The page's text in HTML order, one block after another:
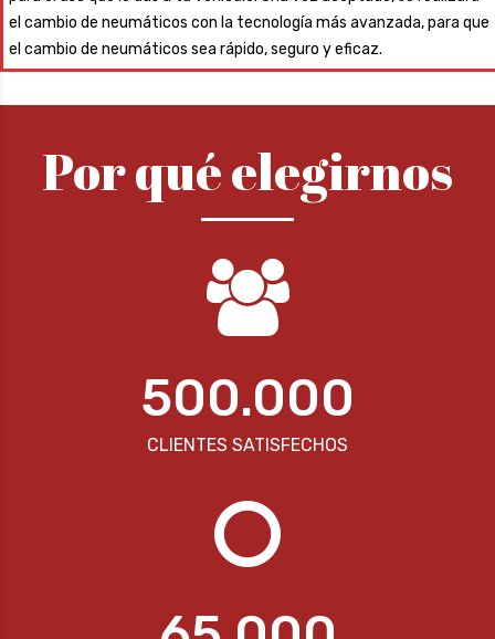
el cambio de neumáticos con la tecnología más avanzada, para que
el cambio de neumáticos sea rápido, seguro y eficaz.
Por qué elegirnos
500.000
CLIENTES SATISFECHOS